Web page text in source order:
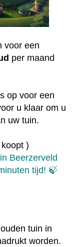
voor een
per maand
op voor een
u klaar om u
uw tuin.
)
Beerzerveld
tijd! 🍃
tuin in
worden.